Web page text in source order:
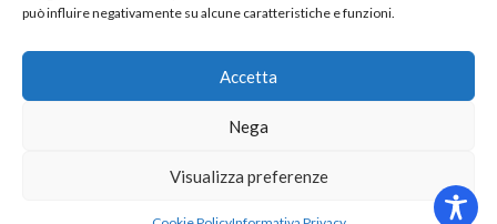
può influire negativamente su alcune caratteristiche e funzioni.
Accetta
Nega
Visualizza preferenze
0
Copyright © 2022AccessoriCustom